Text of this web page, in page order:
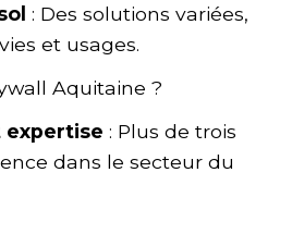
: Des solutions variées,
et usages.
Aquitaine ?
expertise : Plus de trois
dans le secteur du